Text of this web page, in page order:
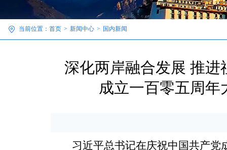
当前位置： 首页 > 新闻中心 > 国内新闻
深化两岸融合发展 推
成立一百零五周
习近平总书记在庆祝中国共产党